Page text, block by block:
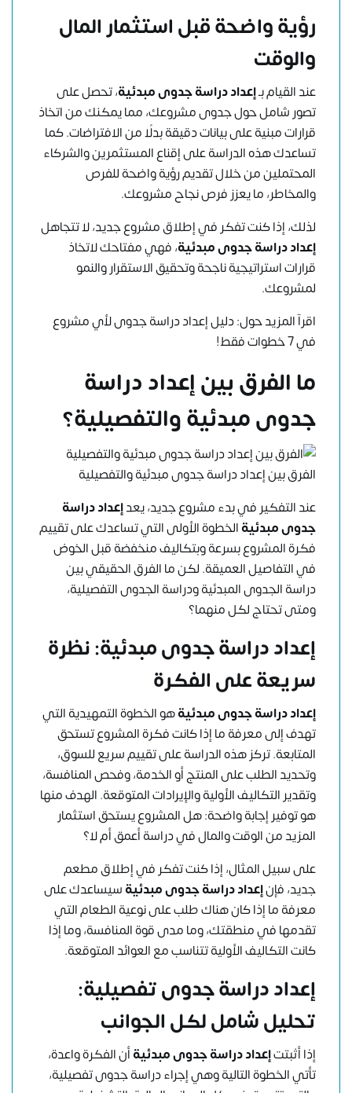
رؤية واضحة قبل استثمار المال
والوقت
عند القيام بـإعداد دراسة جدوى مبدئية، تحصل على
تصور شامل حول جدوى مشروعك، مما يمكنك من اتخاذ
قرارات مبنية على بيانات دقيقة بدلًا من الافتراضات. كما
تساعدك هذه الدراسة على إقناع المستثمرين والشركاء
المحتملين من خلال تقديم رؤية واضحة للفرص
والمخاطر، ما يعزز فرص نجاح مشروعك.
لذلك، إذا كنت تفكر في إطلاق مشروع جديد، لا تتجاهل
إعداد دراسة جدوى مبدئية، فهي مفتاحك لاتخاذ
قرارات استراتيجية ناجحة وتحقيق الاستقرار والنمو
لمشروعك.
اقرآ المزيد حول:دليل إعداد دراسة جدوى لأي مشروع
في 7 خطوات فقط!
ما الفرق بين إعداد دراسة
جدوى مبدئية والتفصيلية؟
الفرق بين إعداد دراسة جدوى مبدئية والتفصيلية
عند التفكير في بدء مشروع جديد، يعدإعداد دراسة
جدوى مبدئيةالخطوة الأولى التي تساعدك على تقييم
فكرة المشروع بسرعة وبتكاليف منخفضة قبل الخوض
في التفاصيل العميقة. لكن ما الفرق الحقيقي بين
دراسة الجدوى المبدئية ودراسة الجدوى التفصيلية،
ومتى تحتاج لكل منهما؟
إعداد دراسة جدوى مبدئية: نظرة
سريعة على الفكرة
إعداد دراسة جدوى مبدئيةهو الخطوة التمهيدية التي
تهدف إلى معرفة ما إذا كانت فكرة المشروع تستحق
المتابعة. تركز هذه الدراسة على تقييم سريع للسوق،
وتحديد الطلب على المنتج أو الخدمة، وفحص المنافسة،
وتقدير التكاليف الأولية والإيرادات المتوقعة. الهدف منها
هو توفير إجابة واضحة: هل المشروع يستحق استثمار
المزيد من الوقت والمال في دراسة أعمق أم لا؟
على سبيل المثال، إذا كنت تفكر في إطلاق مطعم
جديد، فإنإعداد دراسة جدوى مبدئيةسيساعدك على
معرفة ما إذا كان هناك طلب على نوعية الطعام التي
تقدمها في منطقتك، وما مدى قوة المنافسة، وما إذا
كانت التكاليف الأولية تتناسب مع العوائد المتوقعة.
إعداد دراسة جدوى تفصيلية:
تحليل شامل لكل الجوانب
إذا أثبتتإعداد دراسة جدوى مبدئيةأن الفكرة واعدة،
تأتي الخطوة التالية وهي إجراء دراسة جدوى تفصيلية،